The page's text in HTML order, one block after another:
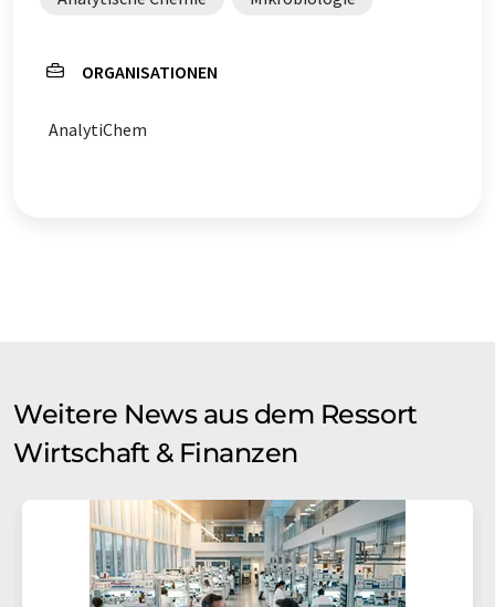
ORGANISATIONEN
AnalytiChem
Weitere News aus dem Ressort
Wirtschaft & Finanzen